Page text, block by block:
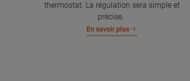
thermostat. La régulation sera simple et
précise.
En savoir plus